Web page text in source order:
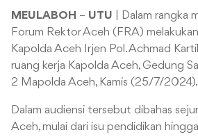
MEULABOH – UTU | Dalam rangka
Forum Rektor Aceh (FRA)
Kapolda Aceh Irjen Pol. Achmad
ruang kerja Kapolda Aceh, Gedung
2 Mapolda Aceh, Kamis (25/7/2024).
Dalam audiensi tersebut dibahas
Aceh, mulai dari isu pendidikan